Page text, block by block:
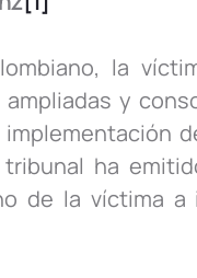
la
y
ha
de la víctima